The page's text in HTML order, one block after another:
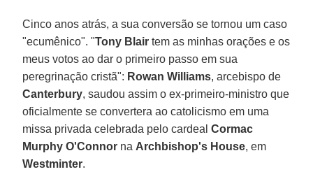
Cinco anos atrás, a sua conversão se tornou um caso
"ecumênico". "Tony Blairtem as minhas orações e os
meus votos ao dar o primeiro passo em sua
peregrinação cristã": Rowan Williams, arcebispo de
Canterbury, saudou assim o ex-primeiro-ministro que
oficialmente se convertera ao catolicismo em uma
missa privada celebrada pelo cardealCormac
Murphy O'Connor na Archbishop's House, em
Westminter.